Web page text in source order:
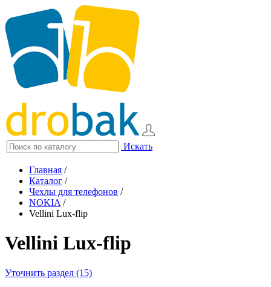
Искать
Главная /
Каталог /
Чехлы для телефонов /
NOKIA /
Vellini Lux-flip
Vellini Lux-flip
Уточнить раздел (15)